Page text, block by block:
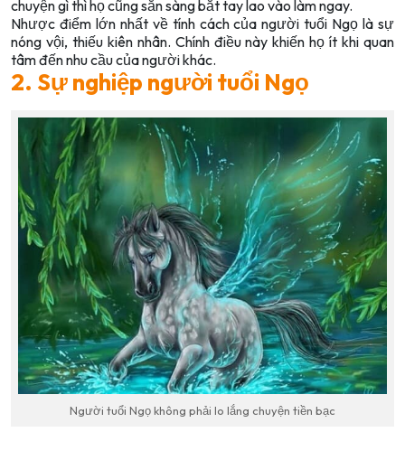
chuyện gì thì họ cũng sẵn sàng bắt tay lao vào làm ngay.
Nhược điểm lớn nhất về tính cách của người tuổi Ngọ là sự
nóng vội, thiếu kiên nhân. Chính điều này khiến họ ít khi quan
tâm đến nhu cầu của người khác.
2. Sự nghiệp người tuổi Ngọ
Người tuổi Ngọ không phải lo lắng chuyện tiền bạc